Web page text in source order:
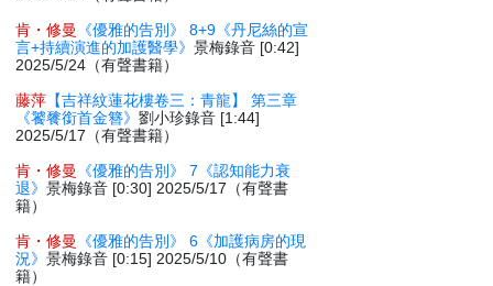
肯・修曼
《優雅的告別》 8+9《丹尼絲的宣
言+持續演進的加護醫學》景梅錄音 [0:42]
2025/5/24（有聲書籍）
藤萍 【吉祥紋蓮花樓卷三：青龍】 第三章
《饕餮銜首金簪》劉小珍錄音 [1:44]
2025/5/17（有聲書籍）
肯・修曼
《優雅的告別》 7《認知能力衰
退》景梅錄音 [0:30] 2025/5/17（有聲書
籍）
肯・修曼
《優雅的告別》 6《加護病房的現
況》景梅錄音 [0:15] 2025/5/10（有聲書
籍）